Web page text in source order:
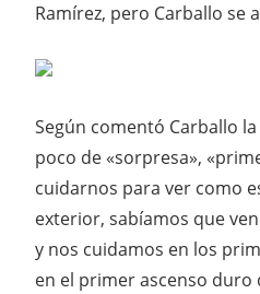
Ramírez, pero Carballo se
Según comentó Carballo
poco de «sorpresa»,
cuidarnos para ver como
exterior, sabíamos que
y nos cuidamos en los
en el primer ascenso